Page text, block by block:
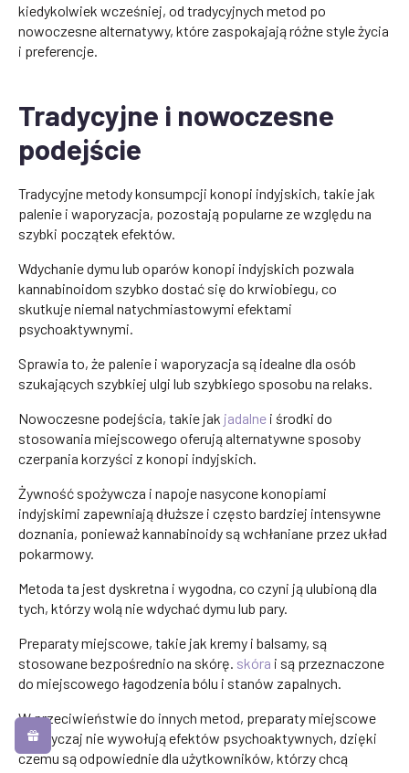
kiedykolwiek wcześniej, od tradycyjnych metod po
nowoczesne alternatywy, które zaspokajają różne style życia
i preferencje.
Tradycyjne i nowoczesne
podejście
Tradycyjne metody konsumpcji konopi indyjskich, takie jak
palenie i waporyzacja, pozostają popularne ze względu na
szybki początek efektów.
Wdychanie dymu lub oparów konopi indyjskich pozwala
kannabinoidom szybko dostać się do krwiobiegu, co
skutkuje niemal natychmiastowymi efektami
psychoaktywnymi.
Sprawia to, że palenie i waporyzacja są idealne dla osób
szukających szybkiej ulgi lub szybkiego sposobu na relaks.
Nowoczesne podejścia, takie jak jadalne i środki do
stosowania miejscowego oferują alternatywne sposoby
czerpania korzyści z konopi indyjskich.
Żywność spożywcza i napoje nasycone konopiami
indyjskimi zapewniają dłuższe i często bardziej intensywne
doznania, ponieważ kannabinoidy są wchłaniane przez układ
pokarmowy.
Metoda ta jest dyskretna i wygodna, co czyni ją ulubioną dla
tych, którzy wolą nie wdychać dymu lub pary.
Preparaty miejscowe, takie jak kremy i balsamy, są
stosowane bezpośrednio na skórę. skóra i są przeznaczone
do miejscowego łagodzenia bólu i stanów zapalnych.
W przeciwieństwie do innych metod, preparaty miejscowe
zazwyczaj nie wywołują efektów psychoaktywnych, dzięki
czemu są odpowiednie dla użytkowników, którzy chcą